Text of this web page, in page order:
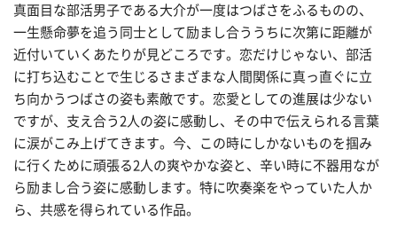
真面目な部活男子である大介が一度はつばさをふるものの、
一生懸命夢を追う同士として励まし合ううちに次第に距離が
近付いていくあたりが見どころです。恋だけじゃない、部活
に打ち込むことで生じるさまざまな人間関係に真っ直ぐに立
ち向かうつばさの姿も素敵です。恋愛としての進展は少ない
ですが、支え合う2人の姿に感動し、その中で伝えられる言葉
に涙がこみ上げてきます。今、この時にしかないものを掴み
に行くために頑張る2人の爽やかな姿と、辛い時に不器用なが
ら励まし合う姿に感動します。特に吹奏楽をやっていた人か
ら、共感を得られている作品。